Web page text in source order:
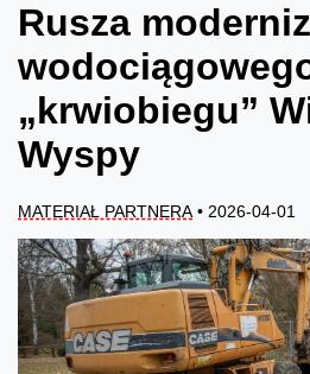
Rusza
„krwiobiegu”
Wyspy
MATERIAŁ PARTNERA• 2026-04-01